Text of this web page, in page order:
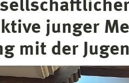
junger
mit der